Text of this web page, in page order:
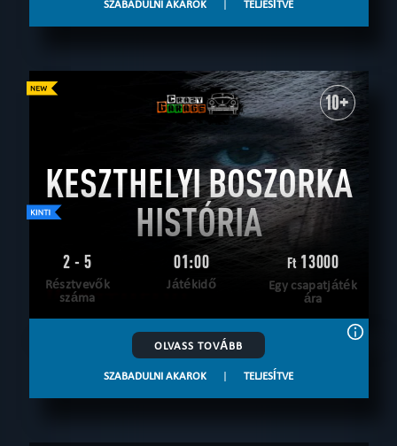
SZABADULNI AKAROK TELJESÍTVE
10+
KESZTHELYI BOSZORKA
HISTÓRIA
2 - 5
Résztvevők
száma
01:00
Játékidő
Ft13000
Egy csapatjáték
ára
OLVASS TOVÁBB
SZABADULNI AKAROK | TELJESÍTVE